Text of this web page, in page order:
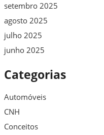
setembro 2025
agosto 2025
julho 2025
junho 2025
Categorias
Automóveis
CNH
Conceitos